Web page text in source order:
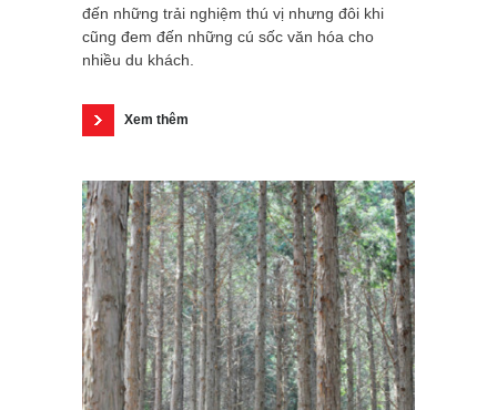
đến những trải nghiệm thú vị nhưng đôi khi
cũng đem đến những cú sốc văn hóa cho
nhiều du khách.
Xem thêm